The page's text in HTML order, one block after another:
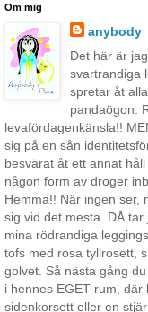
Om mig
anybody
Det här är
svartrandiga
spretar åt
pandaögon.
levafördagenkänsla!!
sig på en sån
besvärat åt ett annat
någon form av droger
Hemma!! När ingen ser,
sig vid det mesta. DÅ
mina rödrandiga
tofs med rosa tyllrosett,
golvet. Så nästa gång
i hennes EGET rum,
sidenkorsett eller en